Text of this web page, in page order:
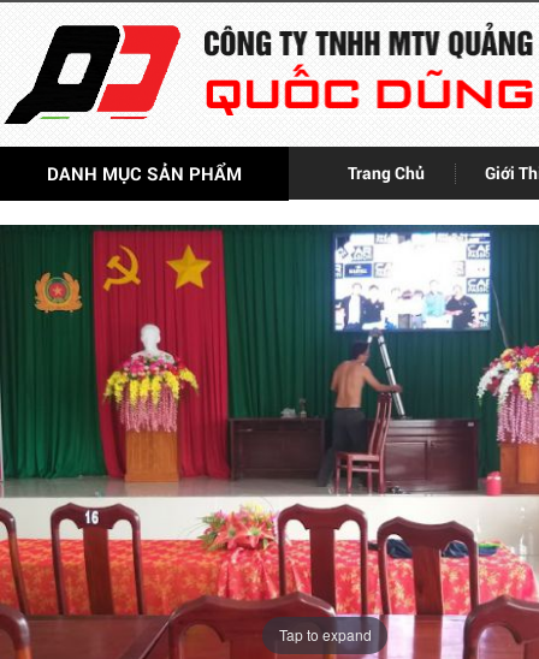
DANH MỤC SẢN PHẨM Trang Chủ Giới
Tap to expand